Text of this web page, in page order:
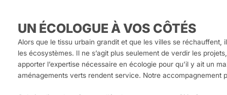
UN ÉCOLOGUE À VOS CÔTÉS
Alors que le tissu urbain grandit et que les villes se réchauffent,
les écosystèmes. Il ne s’agit plus seulement de verdir les
apporter l’expertise nécessaire en écologie pour qu’il y ait un
aménagements verts rendent service. Notre accompagnement